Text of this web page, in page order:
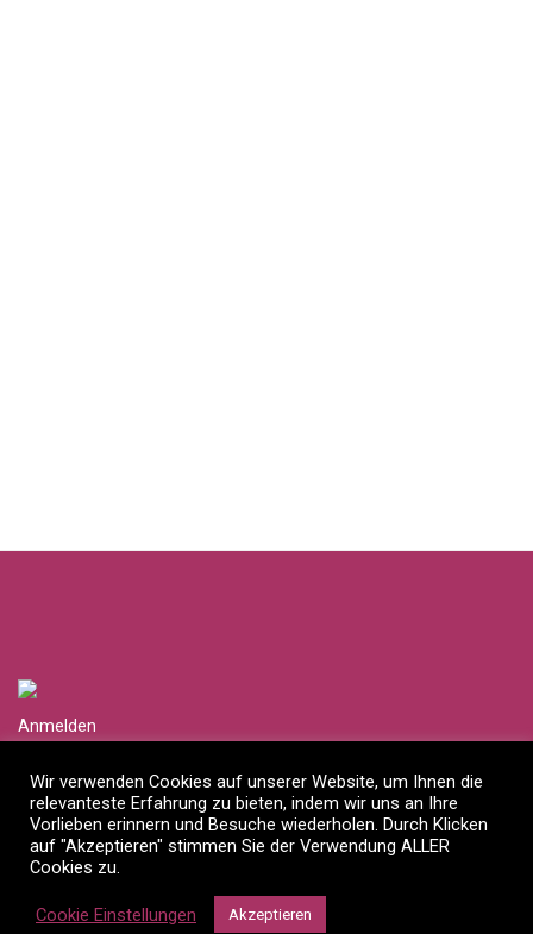
Anmelden
Impressum
Datenschutzerklärung
Mossapour Interior Designs OHG
Wir verwenden Cookies auf unserer Website, um Ihnen die
relevanteste Erfahrung zu bieten, indem wir uns an Ihre
Vorlieben erinnern und Besuche wiederholen. Durch Klicken
auf "Akzeptieren" stimmen Sie der Verwendung ALLER
Cookies zu.
Cookie Einstellungen Akzeptieren